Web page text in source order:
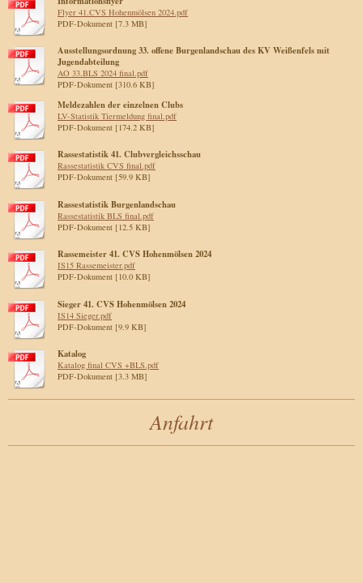
Flyer 41.CVS Hohenmölsen 2024.pdf
PDF-Dokument [7.3 MB]
Ausstellungsordnung 33. offene Burgenlandschau des KV Weißenfels mit
Jugendabteilung
AO 33.BLS 2024 final.pdf
PDF-Dokument [310.6 KB]
Meldezahlen der einzelnen Clubs
LV-Statistik Tiermeldung final.pdf
PDF-Dokument [174.2 KB]
Rassestatistik 41. Clubvergleichsschau
Rassestatistik CVS final.pdf
PDF-Dokument [59.9 KB]
Rassestatistik Burgenlandschau
Rassestatistik BLS final.pdf
PDF-Dokument [12.5 KB]
Rassemeister 41. CVS Hohenmölsen 2024
IS15 Rassemeister.pdf
PDF-Dokument [10.0 KB]
Sieger 41. CVS Hohenmölsen 2024
IS14 Sieger.pdf
PDF-Dokument [9.9 KB]
Katalog
Katalog final CVS +BLS.pdf
PDF-Dokument [3.3 MB]
Anfahrt